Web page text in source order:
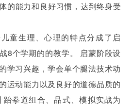
的能力和良好习惯，达到终身受
童生理、心理的特点分成了启
8个学期的的教学。
启蒙阶段设
学习兴趣，学会单个腿法技术动
运动能力以及良好的道德品质的
跆拳道组合、品式、模拟实战为